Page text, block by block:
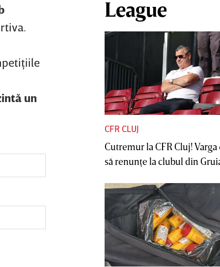
un
League
CFR CLUJ
Cutremur la CFR Cluj! Varga
să renunţe la clubul din